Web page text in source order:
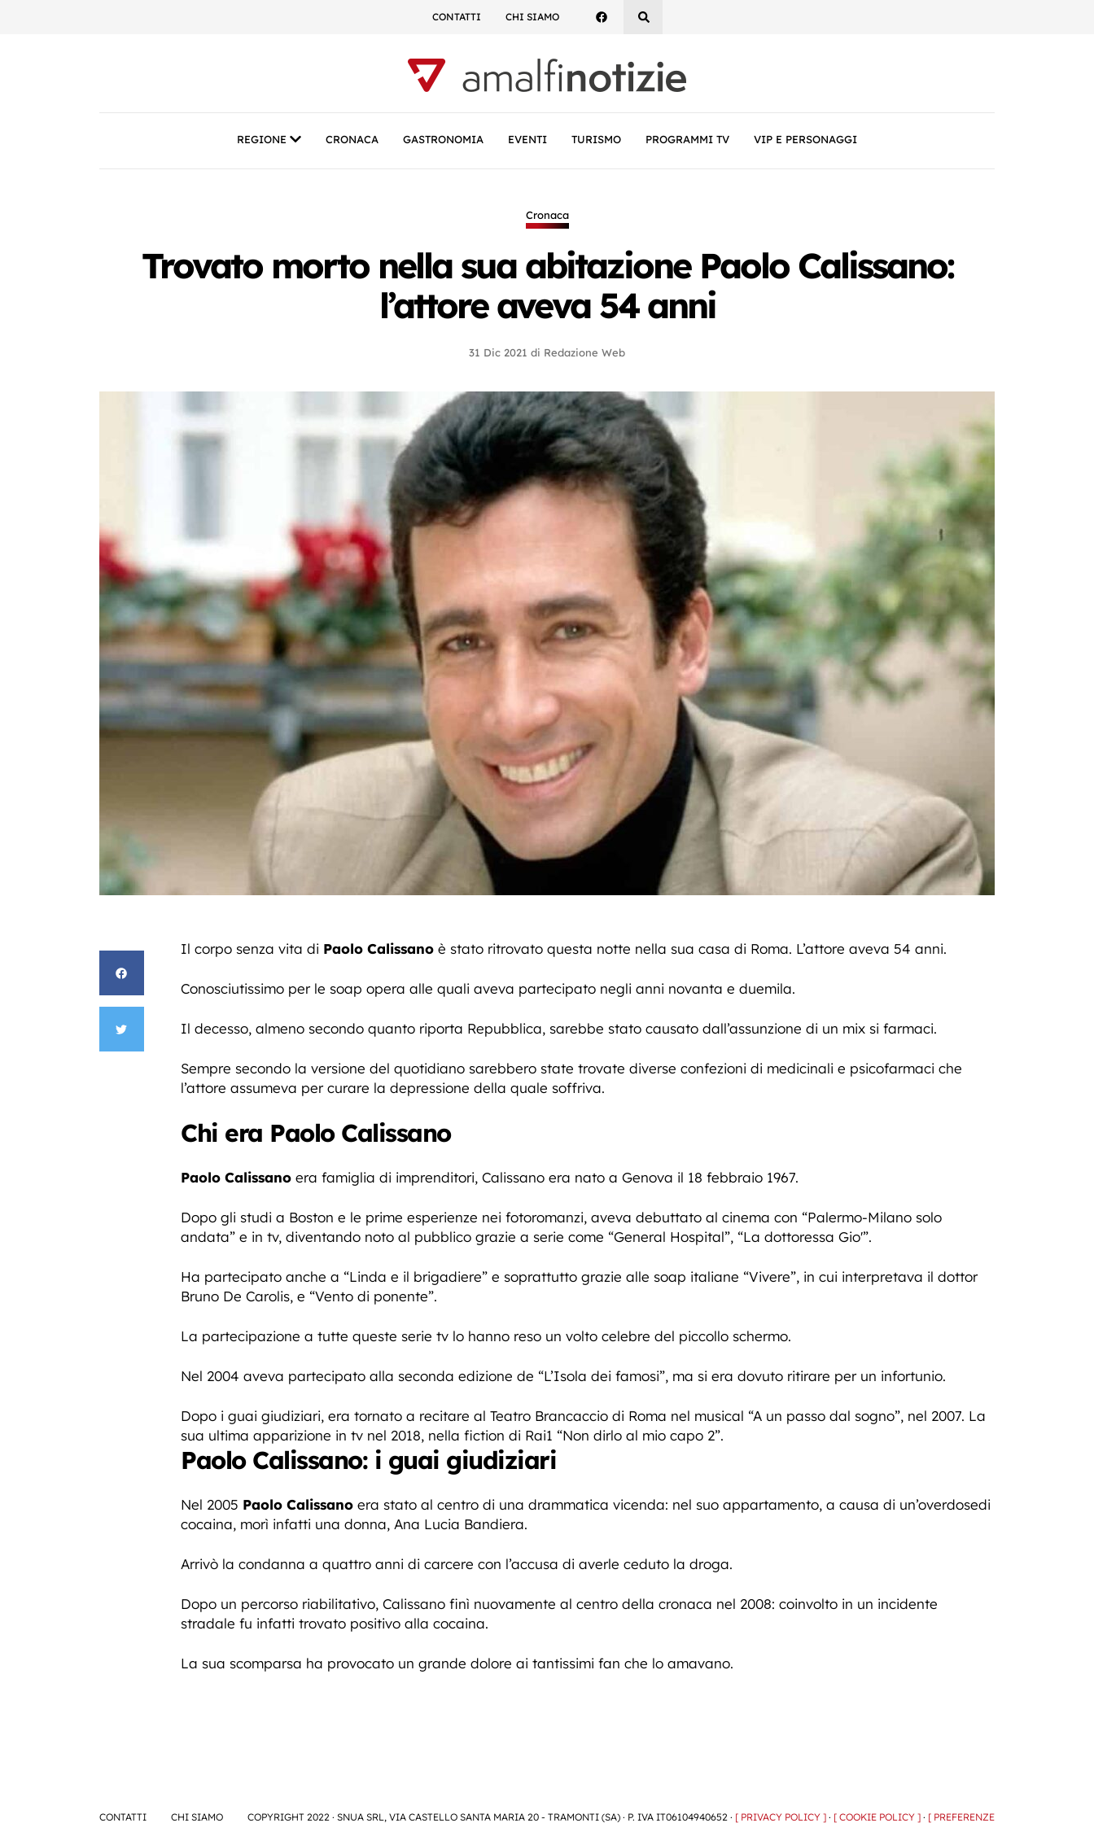
CONTATTI CHI SIAMO
REGIONE CRONACA GASTRONOMIA EVENTI TURISMO PROGRAMMI TV VIP E PERSONAGGI
Cronaca
Trovato morto nella sua abitazione Paolo Calissano:
l’attore aveva 54 anni
31 Dic 2021 di Redazione Web
Il corpo senza vita di Paolo Calissano è stato ritrovato questa notte nella sua casa di Roma. L’attore aveva 54 anni.
Conosciutissimo per le soap opera alle quali aveva partecipato negli anni novanta e duemila.
Il decesso, almeno secondo quanto riporta Repubblica, sarebbe stato causato dall’assunzione di un mix si farmaci.
Sempre secondo la versione del quotidiano sarebbero state trovate diverse confezioni di medicinali e psicofarmaci che
l’attore assumeva per curare la depressione della quale soffriva.
Chi era Paolo Calissano
Paolo Calissano era famiglia di imprenditori, Calissano era nato a Genova il 18 febbraio 1967.
Dopo gli studi a Boston e le prime esperienze nei fotoromanzi, aveva debuttato al cinema con “Palermo-Milano solo
andata” e in tv, diventando noto al pubblico grazie a serie come “General Hospital”, “La dottoressa Gio'”.
Ha partecipato anche a “Linda e il brigadiere” e soprattutto grazie alle soap italiane “Vivere”, in cui interpretava il dottor
Bruno De Carolis, e “Vento di ponente”.
La partecipazione a tutte queste serie tv lo hanno reso un volto celebre del piccollo schermo.
Nel 2004 aveva partecipato alla seconda edizione de “L’Isola dei famosi”, ma si era dovuto ritirare per un infortunio.
Dopo i guai giudiziari, era tornato a recitare al Teatro Brancaccio di Roma nel musical “A un passo dal sogno”, nel 2007. La
sua ultima apparizione in tv nel 2018, nella fiction di Rai1 “Non dirlo al mio capo 2”.
Paolo Calissano: i guai giudiziari
Nel 2005 Paolo Calissano era stato al centro di una drammatica vicenda: nel suo appartamento, a causa di un’overdosedi
cocaina, morì infatti una donna, Ana Lucia Bandiera.
Arrivò la condanna a quattro anni di carcere con l’accusa di averle ceduto la droga.
Dopo un percorso riabilitativo, Calissano finì nuovamente al centro della cronaca nel 2008: coinvolto in un incidente
stradale fu infatti trovato positivo alla cocaina.
La sua scomparsa ha provocato un grande dolore ai tantissimi fan che lo amavano.
CONTATTI CHI SIAMO COPYRIGHT 2022 · SNUA SRL, VIA CASTELLO SANTA MARIA 20 - TRAMONTI (SA) · P. IVA IT06104940652 · [ PRIVACY POLICY ] · [ COOKIE POLICY ] · [ PREFERENZE